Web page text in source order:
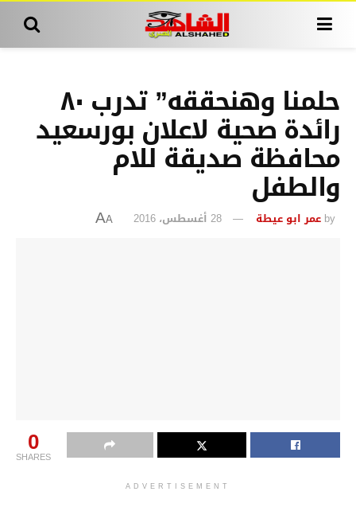
حلمنا وهنحققه” تدرب ٨٠
رائدة صحية لاعلان بورسعيد
محافظة صديقة للام
والطفل
by عمر ابو عيطة 28 أغسطس، 2016 A
A
0
SHARES
ADVERTISEMENT